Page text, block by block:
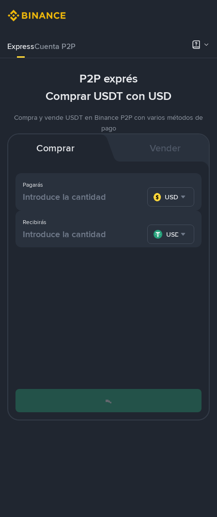
ExpressCuenta P2P
P2P exprés
Comprar USDT con USD
Compra y vende USDT en Binance P2P con varios métodos de
pago
Comprar Vender
Pagarás
USD
Recibirás
USDT